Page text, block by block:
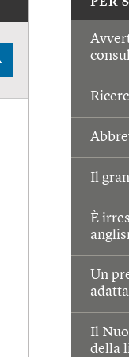
Il
È
Un
Il
della